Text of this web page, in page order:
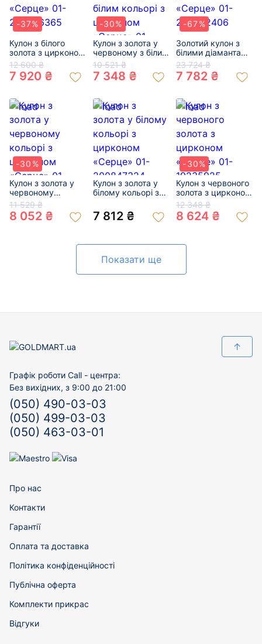
-37%
Кулон з білого
золота з цирконом
«Серце» 01-
200336365
12 600 ₴
7 920 ₴
-30%
Кулон з золота у
червоному з білим
кольорі з
цирконом
«Серце» 01-
10 521 ₴
7 348 ₴
-67%
Золотий кулон з
білими діамантами
«Серце» 01-
200332406
23 724 ₴
7 782 ₴
-30%
Кулон з золота у
червоному
кольорі з
цирконом
«Серце» 01-
11 529 ₴
8 052 ₴
Кулон з золота у
білому кольорі з
«Серце» 01-
200847324
7 812 ₴
-30%
Кулон з червоного
золота з цирконом
«Серце» 01-
19235925
12 348 ₴
8 624 ₴
Показати ще
↑
Графік роботи Call - центра:
Без вихідних, з 9:00 до 21:00
(050) 490-03-03
(050) 499-03-03
(050) 463-03-01
Про нас
Контакти
Гарантії
Оплата та доставка
Політика конфіденційності
Публічна оферта
Комплекти прикрас
Відгуки